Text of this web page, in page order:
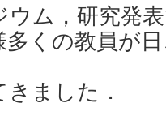
ウム，研究発
多くの教員が
きました．